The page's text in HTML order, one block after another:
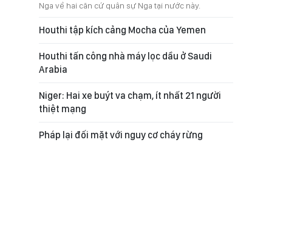
Nga về hai căn cứ quân sự Nga tại nước này.
Houthi tập kích cảng Mocha của Yemen
Houthi tấn công nhà máy lọc dầu ở Saudi
Arabia
Niger: Hai xe buýt va chạm, ít nhất 21 người
thiệt mạng
Pháp lại đối mặt với nguy cơ cháy rừng